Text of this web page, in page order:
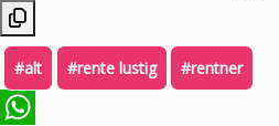
#alt #rente lustig #rentner